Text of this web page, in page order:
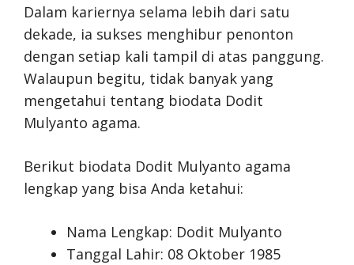
Dalam kariernya selama lebih dari satu
dekade, ia sukses menghibur penonton
dengan setiap kali tampil di atas panggung.
Walaupun begitu, tidak banyak yang
mengetahui tentang biodata Dodit
Mulyanto agama.
Berikut biodata Dodit Mulyanto agama
lengkap yang bisa Anda ketahui:
Nama Lengkap: Dodit Mulyanto
Tanggal Lahir: 08 Oktober 1985